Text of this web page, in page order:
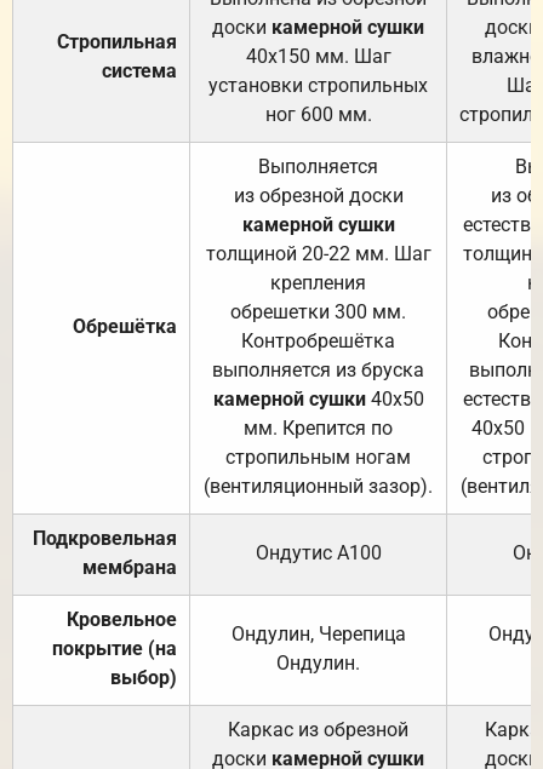
Стропильная
система
доски камерной сушки
40х150 мм. Шаг
установки стропильных
ног 600 мм.
доски
Обрешётка
Выполняется
из обрезной доски
камерной сушки
толщиной 20-22 мм. Шаг
крепления
обрешетки 300 мм.
Контробрешётка
выполняется из бруска
камерной сушки40х50
мм. Крепится по
стропильным ногам
(вентиляционный зазор).
из
40х50
Подкровельная
мембрана
Ондутис А100
Кровельное
покрытие (на
выбор)
Ондулин, Черепица
Ондулин.
Каркас из обрезной
доски камерной сушки
доски